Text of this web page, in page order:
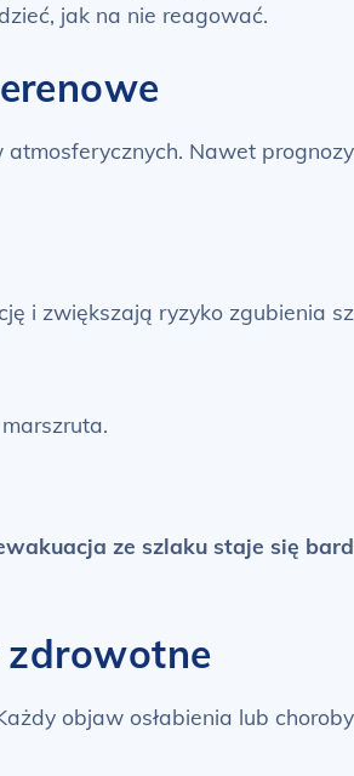
jak na nie reagować.
Nawet
i zwiększają ryzyko zgubienia
ze szlaku staje się
zdrowotne
objaw osłabienia lub